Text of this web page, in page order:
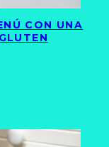
CON UNA